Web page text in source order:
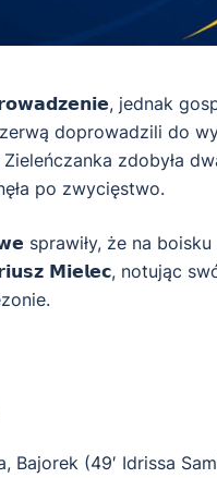
jednak
doprowadzili do
zdobyła
po zwycięstwo.
sprawiły, że na boisku
𝗠𝗶𝗲𝗹𝗲𝗰, notując
Bajorek (49′ Idrissa